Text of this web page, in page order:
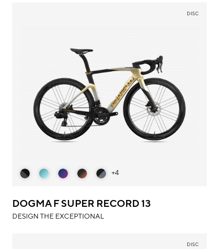
DISC
+4
DOGMA F SUPER RECORD 13
DESIGN THE EXCEPTIONAL
DISC